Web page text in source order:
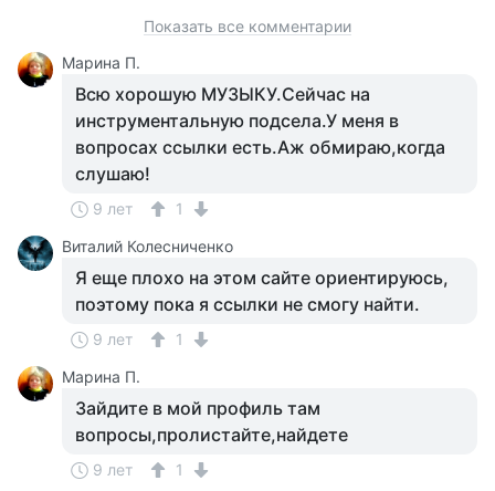
Показать все комментарии
Марина П.
Всю хорошую МУЗЫКУ.Сейчас на
инструментальную подсела.У меня в
вопросах ссылки есть.Аж обмираю,когда
слушаю!
9 лет
1
Виталий Колесниченко
Я еще плохо на этом сайте ориентируюсь,
поэтому пока я ссылки не смогу найти.
9 лет
1
Марина П.
Зайдите в мой профиль там
вопросы,пролистайте,найдете
9 лет
1